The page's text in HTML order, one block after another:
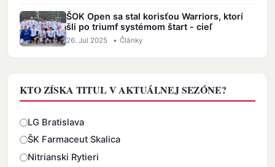
ŠOK Open sa stal korisťou Warriors, ktorí
šli po triumf systémom štart - cieľ
26. Jul 2025 • Články
KTO ZÍSKA TITUL V AKTUÁLNEJ SEZÓNE?
Odpovede
LG Bratislava
ŠK Farmaceut Skalica
Nitrianski Rytieri